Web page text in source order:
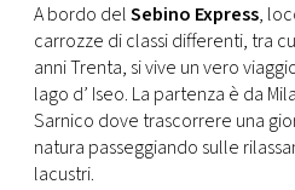
A bordo delSebino Express,
carrozze di classi differenti, tra
anni Trenta, si vive un vero
lago d’ Iseo. La partenza è da
Sarnico dove trascorrere una
natura passeggiando sulle
lacustri.